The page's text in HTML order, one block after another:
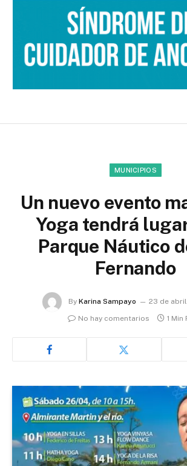
MUNICIPIOS
Un nuevo evento
Yoga tendrá
Parque Náutico
Fernando
By Karina Sampayo
23 de
No hay comentarios
1 Min